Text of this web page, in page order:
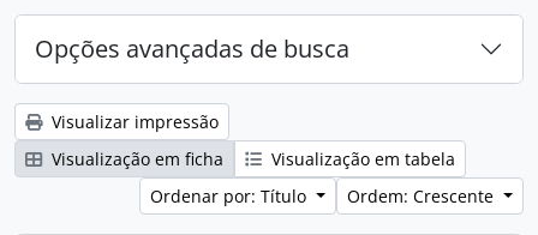
Opções avançadas de busca
Visualizar impressão
Visualização em ficha
Visualização em tabela
Ordenar por: Título
Ordem: Crescente